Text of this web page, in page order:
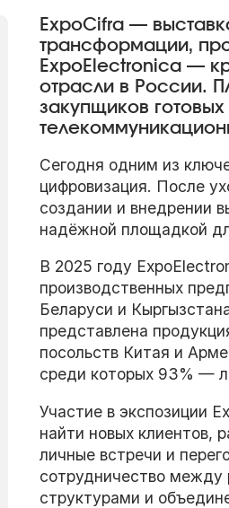
ExpoCifra —
трансформации,
ExpoElectronica —
отрасли в России.
закупщиков
Сегодня одним из
цифровизация. После
создании и внедрении
надёжной площадкой
В 2025 году
производственных
Беларуси и
представлена
посольств Китая и
среди которых 93% —
Участие в экспозиции
найти новых клиентов,
личные встречи и
сотрудничество
структурами и